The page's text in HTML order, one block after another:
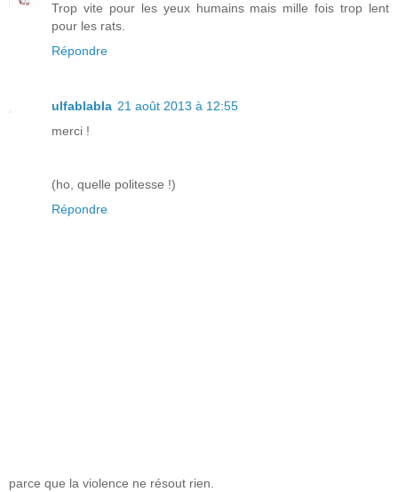
Trop vite pour les yeux humains mais mille fois trop lent
pour les rats.
Répondre
ulfablabla 21 août 2013 à 12:55
merci !
(ho, quelle politesse !)
Répondre
parce que la violence ne résout rien.